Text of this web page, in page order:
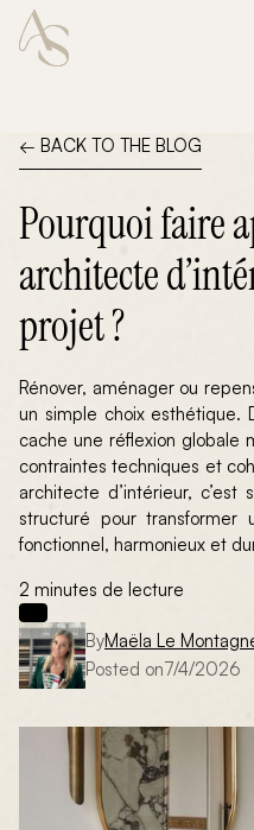
← BACK TO THE BLOG
Pourquoi faire
architecte
projet ?
Rénover, aménager ou
un simple choix esthétique.
cache une réflexion globale
contraintes techniques et
architecte d’intérieur, c’est
structuré pour
fonctionnel, harmonieux et
ByMaëla Le
Posted on7/4/2026
2 minutes de lecture